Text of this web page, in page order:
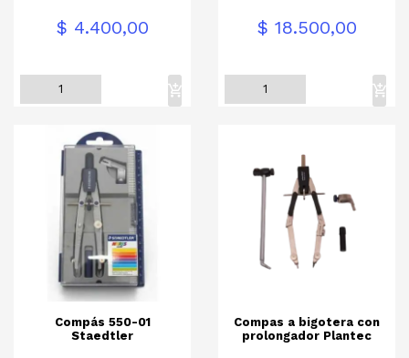
Precio$ 4.400,00 Precio$ 18.500,00
Compás 550-01
Staedtler
Compas a bigotera con
prolongador Plantec